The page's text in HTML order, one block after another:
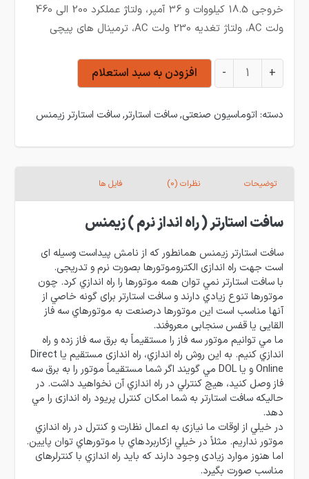
خروجی 18.5 کیلووات و 36 آمپر، ولتا
ژ
عملکرد 200 الی 460
ولت AC، ولتاژ تغدیه 230 ولت AC، ترمینال های پیچی
سافت استارتر زیمنس 18.5 کیلووات 3RW4423-1BC44 عدد
+
- افزودن به سبد استعلام
دسته: اتوماسیون صنعتی,سافت استارتر,سافت استارتر زیمنس
توضیحات نظرات (0) فایل ها
سافت استارتر ( راه انداز نرم ) زیمنس
سافت استارتر زیمنس همانطور كه از نامش پيداست وسيله ای
است جهت راه اندازی الكتروموتورها بصورت نرم و تدریجی.
با سافت استارتر نمي توان همه موتورها را راه اندازي كرد. چون
موتورها تنوع زيادي دارند و سافت استارتر برای گونه خاصي از
آنها مناسب است اين موتورها درصنعت به موتورهاي سه فاز
القایی يا قفس سنجابی معروفند.
ما مي توانيم موتور سه فاز را مستقيماً به برق سه فاز زده و راه
اندازي كنيم. به اين روش راه اندازي،‌ راه اندازی مستقيم يا Direct
Online و يا DOL مي گويند اگر شما مستقيماً موتور را به برق سه
فاز وصل كنيد، هيچ كنترلي در راه اندازي آن نخواهيد داشت. در
حاليكه سافت استارتر به شما امكان كنترل پريود راه اندازی را مي
دهد.
در خيلي از اوقات ما نيازی به اعمال نظارت و كنترل در راه اندازي
موتور نداريم. مثلاً در خيلي ازكاربردهاي با موتورهاي توان پايين.
اما هنوز موارد زيادی وجود دارند كه بايد راه اندازي با كنترلرهای
مناسب صورت بگيرد.